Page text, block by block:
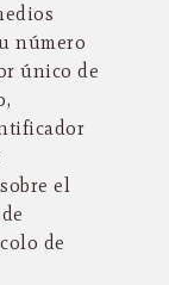
número
único de
el
de